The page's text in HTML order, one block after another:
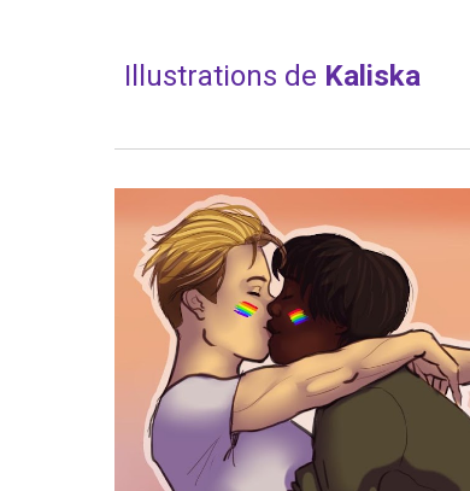
Illustrations de Kaliska